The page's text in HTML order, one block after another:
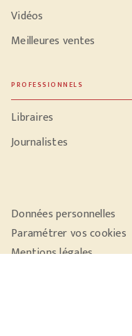
Vidéos
Meilleures ventes
PROFESSIONNELS
Libraires
Journalistes
Données personnelles
Paramétrer vos cookies
Mentions légales